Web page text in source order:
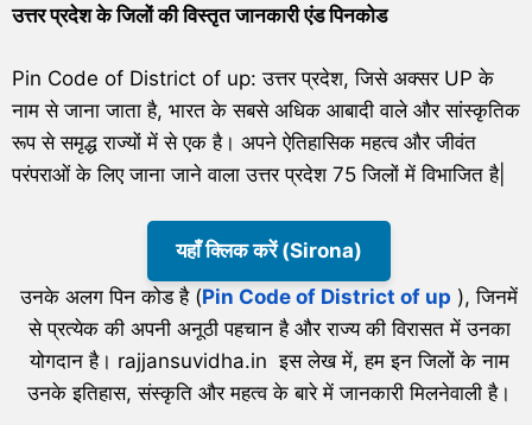
उत्तर प्रदेश के जिलों की विस्तृत जानकारी एंड पिनकोड
Pin Code of District of up: उत्तर प्रदेश, जिसे अक्सर UP के
नाम से जाना जाता है, भारत के सबसे अधिक आबादी वाले और सांस्कृतिक
रूप से समृद्ध राज्यों में से एक है। अपने ऐतिहासिक महत्व और जीवंत
परंपराओं के लिए जाना जाने वाला उत्तर प्रदेश 75 जिलों में विभाजित है|
यहाँ क्लिक करें (Sirona)
उनके अलग पिन कोड है (Pin Code of District of up ), जिनमें
से प्रत्येक की अपनी अनूठी पहचान है और राज्य की विरासत में उनका
योगदान है। rajjansuvidha.in इस लेख में, हम इन जिलों के नाम
उनके इतिहास, संस्कृति और महत्व के बारे में जानकारी मिलनेवाली है।